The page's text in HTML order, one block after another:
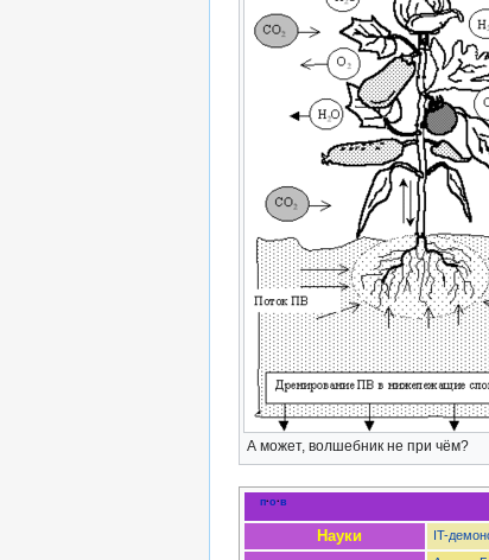
А может, волшебник не при чём?
п·о·в
Науки IT-